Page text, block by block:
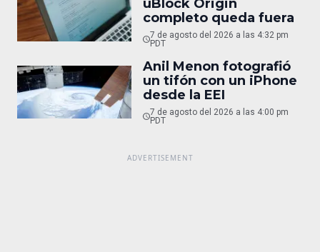
uBlock Origin
completo queda fuera
7 de agosto del 2026 a las 4:32 pm
PDT
Anil Menon fotografió
un tifón con un iPhone
desde la EEI
7 de agosto del 2026 a las 4:00 pm
PDT